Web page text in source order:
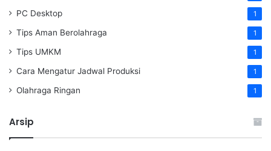
PC Desktop 1
Tips Aman Berolahraga 1
Tips UMKM 1
Cara Mengatur Jadwal Produksi 1
Olahraga Ringan 1
Arsip